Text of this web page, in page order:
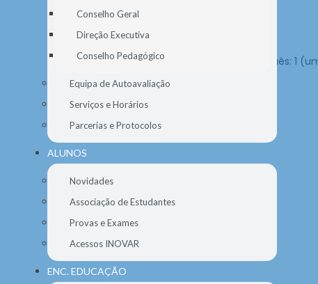
Conselho Geral
Direção Executiva
Conselho Pedagógico
Equipa de Autoavaliação
Serviços e Horários
Parcerias e Protocolos
ALUNOS
Novidades
Associação de Estudantes
Provas e Exames
Acessos INOVAR
ENC. EDUCAÇÃO